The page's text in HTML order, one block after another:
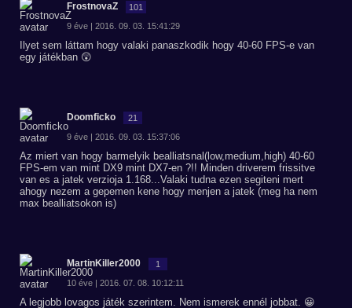
FrostnovaZ 101
9 éve | 2016. 09. 03. 15:41:29
Ilyet sem láttam hogy valaki panaszkodik hogy 40-60 FPS-e van
egy játékban 😲
Doomficko 21
9 éve | 2016. 09. 03. 15:37:06
Az miert van hogy barmelyik bealliatsnal(low,medium,high) 40-60
FPS-em van mint DX9 mint DX7-en ?!! Minden driverem frissitve
van es a jatek verzioja 1.168...Valaki tudna ezen segiteni mert
ahogy nezem a gepemen kene hogy menjen a jatek (meg ha nem
max bealliatsokon is)
MartinKiller2000 1
10 éve | 2016. 07. 08. 10:12:11
A legjobb lovagos játék szerintem. Nem ismerek ennél jobbat. 😀